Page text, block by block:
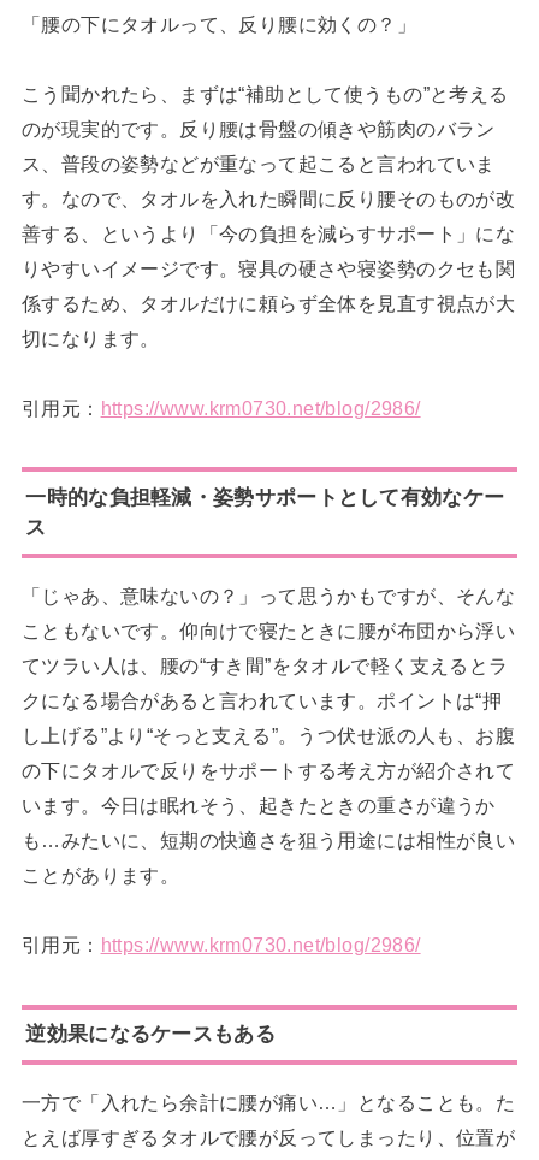
「腰の下にタオルって、反り腰に効くの？」
こう聞かれたら、まずは“補助として使うもの”と考える
のが現実的です。反り腰は骨盤の傾きや筋肉のバラン
ス、普段の姿勢などが重なって起こると言われていま
す。なので、タオルを入れた瞬間に反り腰そのものが改
善する、というより「今の負担を減らすサポート」にな
りやすいイメージです。寝具の硬さや寝姿勢のクセも関
係するため、タオルだけに頼らず全体を見直す視点が大
切になります。
引用元： https://www.krm0730.net/blog/2986/
一時的な負担軽減・姿勢サポートとして有効なケー
ス
「じゃあ、意味ないの？」って思うかもですが、そんな
こともないです。仰向けで寝たときに腰が布団から浮い
てツラい人は、腰の“すき間”をタオルで軽く支えるとラ
クになる場合があると言われています。ポイントは“押
し上げる”より“そっと支える”。うつ伏せ派の人も、お腹
の下にタオルで反りをサポートする考え方が紹介されて
います。今日は眠れそう、起きたときの重さが違うか
も…みたいに、短期の快適さを狙う用途には相性が良い
ことがあります。
引用元： https://www.krm0730.net/blog/2986/
逆効果になるケースもある
一方で「入れたら余計に腰が痛い…」となることも。た
とえば厚すぎるタオルで腰が反ってしまったり、位置が